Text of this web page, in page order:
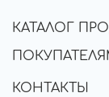
КАТАЛОГ
КОНТАКТЫ